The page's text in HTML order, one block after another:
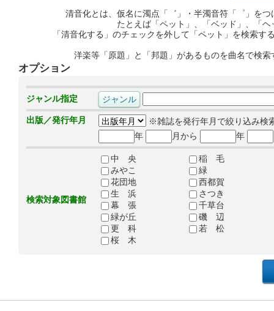
清音化とは、仮名に濁点「゛」・半濁音符「゜」を
たとえば「ペット」、「ベッド」、「
「清音化する」のチェックを外して「ペット」を検索
洋楽等「原題」と「邦題」があるものを曲名で検
オプション
ジャンル指定
出版／発行年月
※雑誌を発行年月で絞り込み検
年
月から 年
検索対象図書館
中 央
稲 毛
みやこ
緑
花団地
西都賀
生 浜
さつき
幕 張
千草台
緑が丘
磯 辺
更 科
若 松
桜 木